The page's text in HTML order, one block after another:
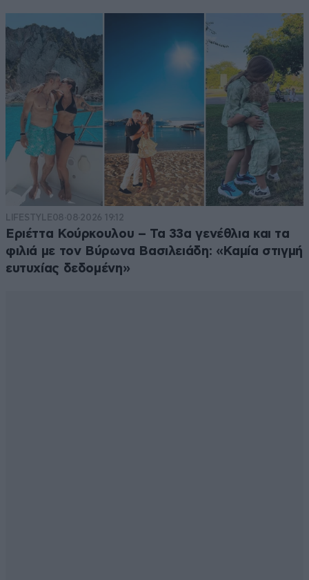
LIFESTYLE08·08·2026 19:12
Εριέττα Κούρκουλου – Τα 33α γενέθλια και τα
φιλιά με τον Βύρωνα Βασιλειάδη: «Καμία στιγμή
ευτυχίας δεδομένη»